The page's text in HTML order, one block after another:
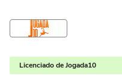
Licenciado de Jogada10